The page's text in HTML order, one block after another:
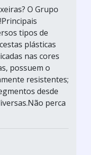
O Grupo
tipos de
plásticas
nas cores
possuem o
resistentes;
desde
perca